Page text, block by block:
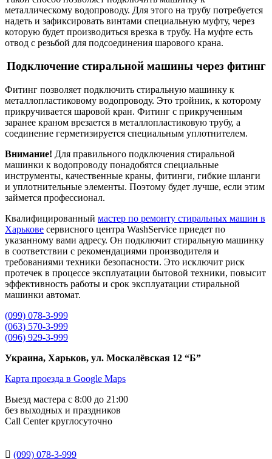
металлическому водопроводу. Для этого на трубу потребуется
надеть и зафиксировать винтами специальную муфту, через
которую будет производиться врезка в трубу. На муфте есть
отвод с резьбой для подсоединения шарового крана.
Подключение стиральной машины через фитинг
Фитинг позволяет подключить стиральную машинку к
металлопластиковому водопроводу. Это тройник, к которому
прикручивается шаровой кран. Фитинг с прикрученным
заранее краном врезается в металлопластиковую трубу, а
соединение герметизируется специальным уплотнителем.
Внимание! Для правильного подключения стиральной
машинки к водопроводу понадобятся специальные
инструменты, качественные краны, фитинги, гибкие шланги
и уплотнительные элементы. Поэтому будет лучше, если этим
займется профессионал.
Квалифицированный мастер по ремонту стиральных машин в
Харькове сервисного центра WashService приедет по
указанному вами адресу. Он подключит стиральную машинку
в соответствии с рекомендациями производителя и
требованиями техники безопасности. Это исключит риск
протечек в процессе эксплуатации бытовой техники, повысит
эффективность работы и срок эксплуатации стиральной
машинки автомат.
(099) 078-3-999
(063) 570-3-999
(096) 929-3-999
Украина, Харьков, ул. Москалёвская 12 “Б”
Карта проезда в Google Maps
Выезд мастера с 8:00 до 21:00
без выходных и праздников
Сall Сenter круглосуточно
 (099) 078-3-999